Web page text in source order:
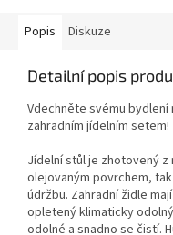
Popis Diskuze
Detailní popis
Vdechněte svému
zahradním jídelním setem!
Jídelní stůl je zhotovený
olejovaným povrchem,
údržbu. Zahradní židle
opletený klimaticky
odolné a snadno se čistí.